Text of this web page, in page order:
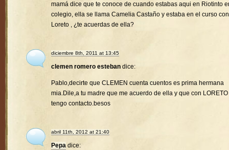
mamá dice que te conoce de cuando estabas aqui en Riotinto
colegio, ella se llama Camelia Castaño y estaba en el curso con
Loreto , ¿te acuerdas de ella?
diciembre 8th, 2011 at 13:45
clemen romero esteban dice:
Pablo,decirte que CLEMEN cuenta cuentos es prima hermana
mia.Dile,a tu madre que me acuerdo de ella y que con LORETO
tengo contacto.besos
abril 11th, 2012 at 21:40
Pepa dice: